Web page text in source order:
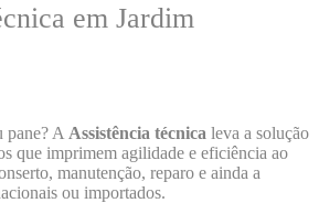
em Jardim
pane? A Assistência técnica leva a solução
que imprimem agilidade e eficiência ao
manutenção, reparo e ainda a
ou importados.